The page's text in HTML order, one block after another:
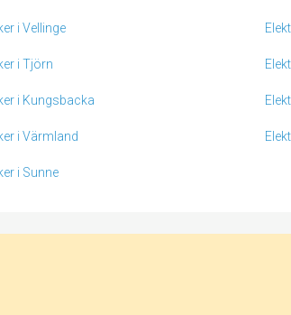
i Vellinge
i Tjörn
i Kungsbacka
i Värmland
i Sunne